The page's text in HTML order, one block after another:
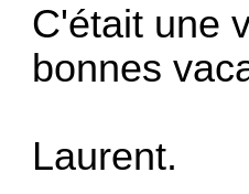
C'était une
bonnes
Laurent.